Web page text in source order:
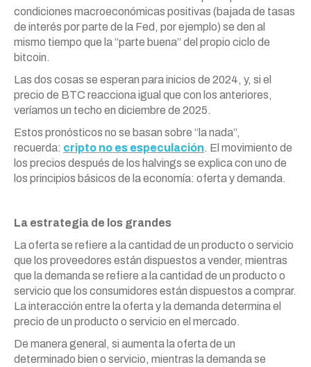
condiciones macroeconómicas positivas (bajada de tasas
de interés por parte de la Fed, por ejemplo) se den al
mismo tiempo que la “parte buena” del propio ciclo de
bitcoin.
Las dos cosas se esperan para inicios de 2024, y, si el
precio de BTC reacciona igual que con los anteriores,
veríamos un techo en diciembre de 2025.
Estos pronósticos no se basan sobre “la nada”,
recuerda: cripto no es especulación. El movimiento de
los precios después de los halvings se explica con uno de
los principios básicos de la economía: oferta y demanda.
La estrategia de los grandes
La oferta se refiere a la cantidad de un producto o servicio
que los proveedores están dispuestos a vender, mientras
que la demanda se refiere a la cantidad de un producto o
servicio que los consumidores están dispuestos a comprar.
La interacción entre la oferta y la demanda determina el
precio de un producto o servicio en el mercado.
De manera general, si aumenta la oferta de un
determinado bien o servicio, mientras la demanda se